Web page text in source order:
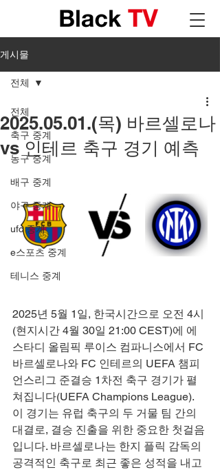
게시물
전체
축구 중계
농구 중계
배구 중계
야구 중계
ufc 중계
e스포츠 중계
테니스 중계
전체
2025.05.01.(목) 바르셀로나
vs 인테르 축구 경기 예측
2025년 5월 1일, 한국시간으로 오전 4시
(현지시간 4월 30일 21:00 CEST)에 에
스타디 올림픽 루이스 컴파니스에서 FC
바르셀로나와 FC 인테르의 UEFA 챔피
언스리그 준결승 1차전 축구 경기가 펼
쳐집니다(UEFA Champions League).
이 경기는 유럽 축구의 두 거물 팀 간의
대결로, 결승 진출을 위한 중요한 첫걸음
입니다. 바르셀로나는 한지 플릭 감독의
공격적인 축구로 최근 좋은 성적을 내고